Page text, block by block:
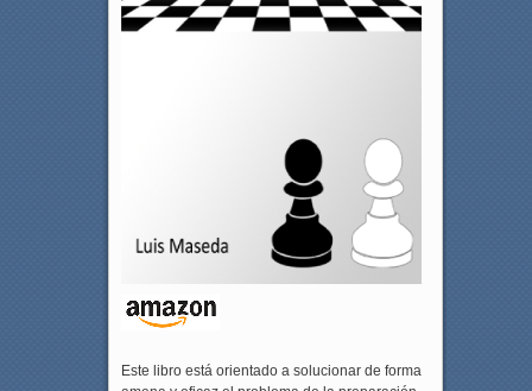
Este libro está orientado a solucionar de forma